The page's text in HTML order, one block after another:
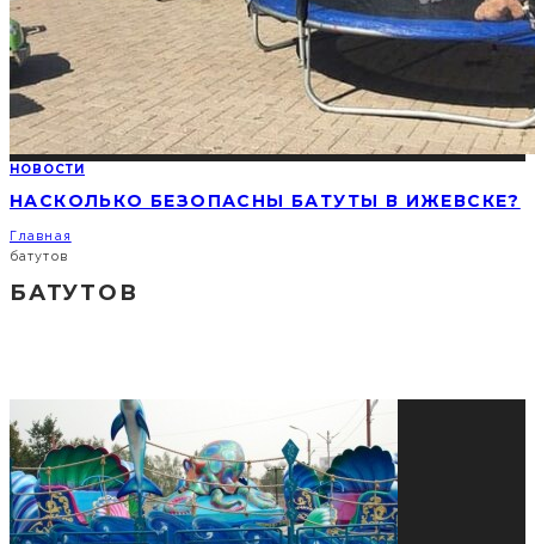
НОВОСТИ
НАСКОЛЬКО БЕЗОПАСНЫ БАТУТЫ В ИЖЕВСКЕ?
Главная
батутов
БАТУТОВ